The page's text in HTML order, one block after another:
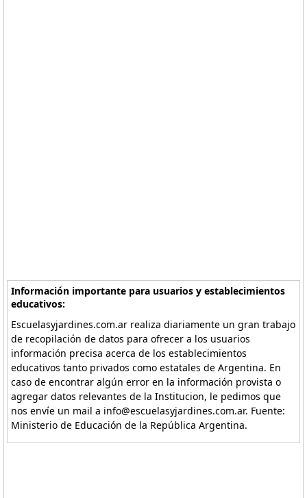
Información importante para usuarios y establecimientos
educativos:
Escuelasyjardines.com.ar realiza diariamente un gran trabajo
de recopilación de datos para ofrecer a los usuarios
información precisa acerca de los establecimientos
educativos tanto privados como estatales de Argentina. En
caso de encontrar algún error en la información provista o
agregar datos relevantes de la Institucion, le pedimos que
nos envíe un mail a info@escuelasyjardines.com.ar. Fuente:
Ministerio de Educación de la República Argentina.